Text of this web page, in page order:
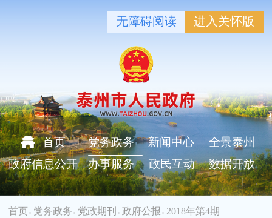
无障碍阅读 进入关怀版
首页 党务政务 新闻中心
全景泰州
政府信息公开
办事服务 政民互动 数据开放
首页 > 党务政务 > 党政期刊 > 政府公报 > 2018年第4期